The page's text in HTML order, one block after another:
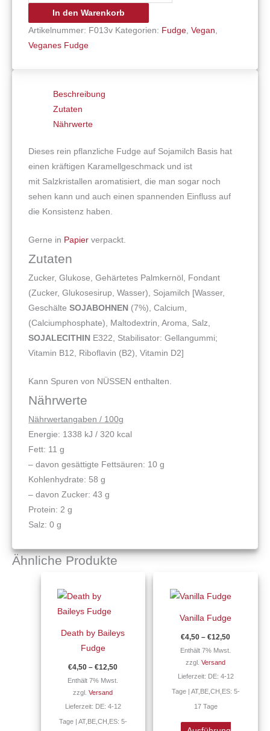
In den Warenkorb
Artikelnummer: F013v Kategorien: Fudge,Vegan,
Veganes Fudge
Beschreibung
Zutaten
Nährwerte
Dieses rein pflanzliche Fudge auf Sojamilch Basis hat
einen kräftigen Karamellgeschmack und ist
mit Salzkristallen aromatisiert, die man sogar noch
sehen kann und auch einen spannenden Einfluss auf
die Konsistenz haben.
Gerne in Papier verpackt.
Zutaten
Zucker, Glukose, Gehärtetes Palmkernöl, Fondant
(Zucker, Glukosesirup, Wasser), Sojamilch [Wasser,
GeschälteSOJABOHNEN (7%), Calcium,
(Calciumphosphate), Maltodextrin, Aroma, Salz,
SOJALECITHIN E322, Stabilisator: Gellangummi;
Vitamin B12, Riboflavin (B2), Vitamin D2]
Kann Spuren von NÜSSEN enthalten.
Nährwerte
Nährwertangaben / 100g
Energie: 1338 kJ / 320 kcal
Fett: 11 g
– davon gesättigte Fettsäuren: 10 g
Kohlenhydrate: 58 g
– davon Zucker: 43 g
Protein: 2 g
Salz: 0 g
Ähnliche Produkte
Death by Baileys
Fudge
€4,50 –€12,50
Preisspanne:
Enthält 7% Mwst.
zzgl.Versand
Lieferzeit: DE: 4-12
Tage | AT,BE,CH,ES: 5-
weist
Varianten
Die
Optionen
Vanilla Fudge
€4,50 –€12,50
bis
Enthält 7% Mwst.
zzgl.Versand
Lieferzeit: DE: 4-12
Tage | AT,BE,CH,ES: 5-
17 Tage
Produkt
mehrere
Varianten
auf.